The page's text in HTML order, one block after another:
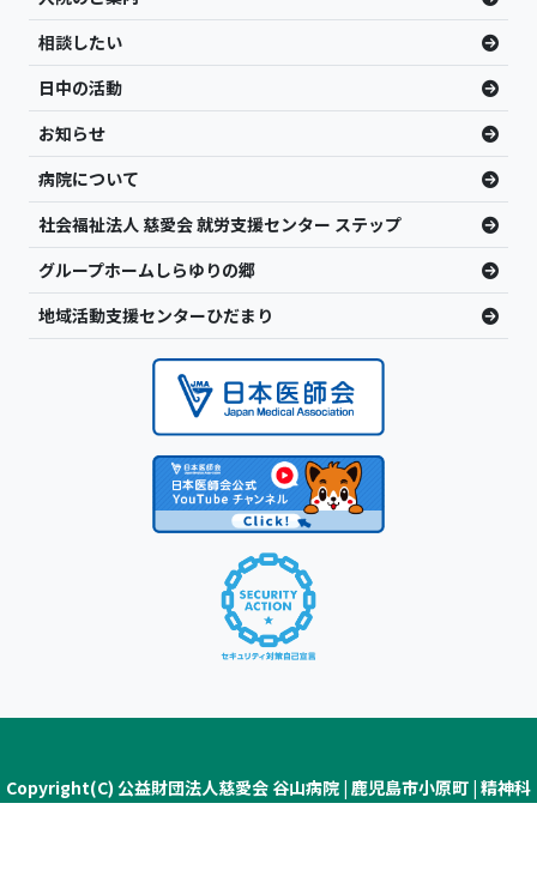
相談したい
日中の活動
お知らせ
病院について
社会福祉法人 慈愛会 就労支援センター ステップ
グループホームしらゆりの郷
地域活動支援センターひだまり
Copyright(C) 公益財団法人慈愛会 谷山病院 | 鹿児島市小原町 | 精神科